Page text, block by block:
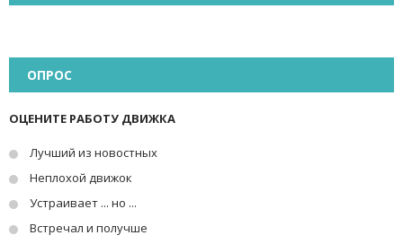
ОПРОС
ОЦЕНИТЕ РАБОТУ ДВИЖКА
Лучший из новостных
Неплохой движок
Устраивает ... но ...
Встречал и получше